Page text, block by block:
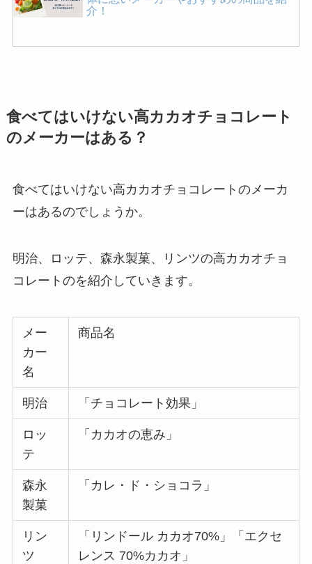
介！
買ってはいけないソーダストリームはあ
る？後悔した口コミやコスパのいい商品は
買ってはいけないキシリトールは？危険な
メーカーの特徴や後悔した人の口コミを紹
コーン茶が体に悪い理由は？効能や副作
用・危険性を詳しく紹介！
糖質ゼロビールが体に悪い理由は？太るか
ら？デメリットを詳しく解説！
食べてはいけない高カカオチョコレート
のメーカーはある？
食べてはいけない高カカオチョコレートのメーカ
ーはあるのでしょうか。
明治、ロッテ、森永製菓、リンツの高カカオチョ
コレートのを紹介していきます。
メー
カー
名
商品名
明治 「チョコレート効果」
ロッ
テ
「カカオの恵み」
森永
製菓
「カレ・ド・ショコラ」
リン
ツ
「リンドール カカオ70%」「エクセ
レンス 70%カカオ」